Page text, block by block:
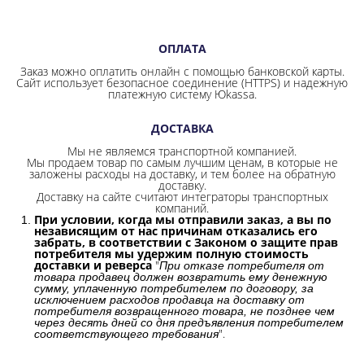
ОПЛАТА
Заказ можно оплатить онлайн с помощью банковской карты.
Сайт использует безопасное соединение (HTTPS) и надежную
платежную систему Юkassa.
ДОСТАВКА
Мы не являемся транспортной компанией.
Мы продаем товар по самым лучшим ценам, в которые не
заложены расходы на доставку, и тем более на обратную
доставку.
Доставку на сайте считают интеграторы транспортных
компаний.
При условии, когда мы отправили заказ, а вы по
независящим от нас причинам отказались его
забрать, в соответствии с Законом о защите прав
потребителя мы удержим полную стоимость
доставки и реверса "При отказе потребителя от
товара продавец должен возвратить ему денежную
сумму, уплаченную потребителем по договору, за
исключением расходов продавца на доставку от
потребителя возвращенного товара, не позднее чем
через десять дней со дня предъявления потребителем
соответствующего требования".